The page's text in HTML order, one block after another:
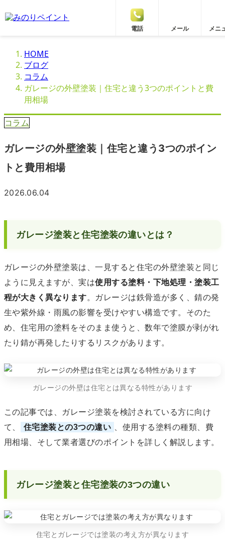
電話 メール メニ
HOME
ブログ
コラム
ガレージの外壁塗装｜住宅と違う3つのポイントと費
用相場
コラム
ガレージの外壁塗装｜住宅と違う3つのポイン
トと費用相場
2026.06.04
ガレージ塗装と住宅塗装の違いとは？
ガレージの外壁塗装は、一見すると住宅の外壁塗装と同じ
ように見えますが、実は使用する塗料・下地処理・塗装工
程が大きく異なります。ガレージは鉄骨造が多く、錆の発
生や紫外線・雨風の影響を受けやすい構造です。そのた
め、住宅用の塗料をそのまま使うと、数年で塗膜が剥がれ
たり錆が再発したりするリスクがあります。
ガレージの外壁は住宅とは異なる特性があります
この記事では、ガレージ塗装を検討されている方に向け
て、
住宅塗装との3つの違い
、使用する塗料の種類、費
用相場、そして業者選びのポイントを詳しく解説します。
ガレージ塗装と住宅塗装の3つの違い
住宅とガレージでは塗装の考え方が異なります